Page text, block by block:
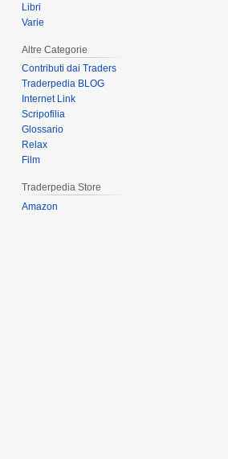
Libri
Varie
Altre Categorie
Contributi dai Traders
Traderpedia BLOG
Internet Link
Scripofilia
Glossario
Relax
Film
Traderpedia Store
Amazon